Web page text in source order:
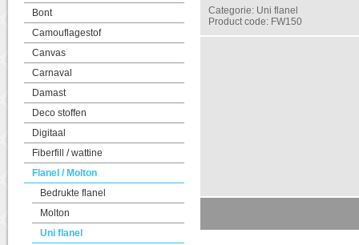
Bont
Camouflagestof
Canvas
Carnaval
Damast
Deco stoffen
Digitaal
Fiberfill / wattine
Flanel / Molton
Bedrukte flanel
Molton
Uni flanel
Categorie: Uni flanel
Product code: FW150